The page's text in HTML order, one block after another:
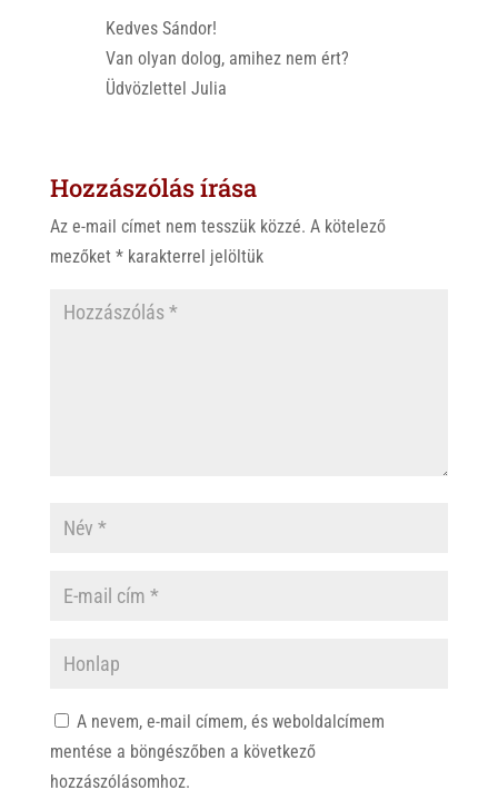
k
Kedves Sándor!
Van olyan dolog, amihez nem ért?
Üdvözlettel Julia
Hozzászólás írása
Az e-mail címet nem tesszük közzé. A kötelező
mezőket *karakterrel jelöltük
A nevem, e-mail címem, és weboldalcímem
mentése a böngészőben a következő
hozzászólásomhoz.